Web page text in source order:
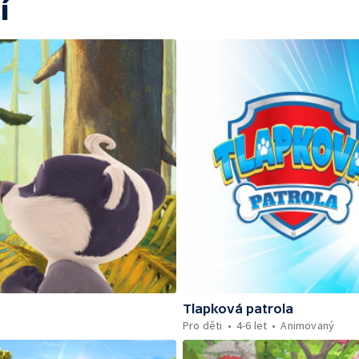
Tlapková patrola
Pro děti
4-6 let Animovaný